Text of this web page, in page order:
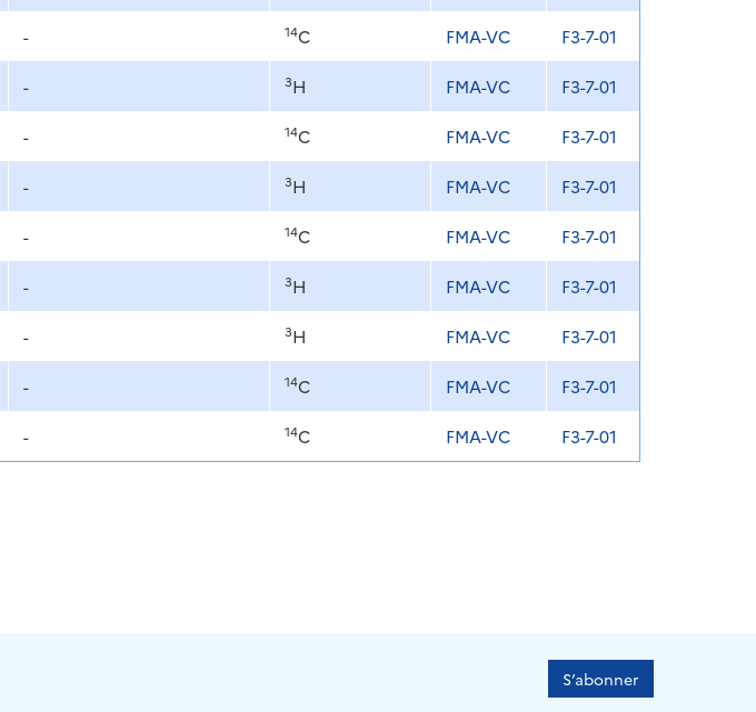
- 14C FMA-VC F3-7-01
- 3H FMA-VC F3-7-01
- 14C FMA-VC F3-7-01
- 3H FMA-VC F3-7-01
- 14C FMA-VC F3-7-01
- 3H FMA-VC F3-7-01
- 3H FMA-VC F3-7-01
- 14C FMA-VC F3-7-01
- 14C FMA-VC F3-7-01
S’abonner